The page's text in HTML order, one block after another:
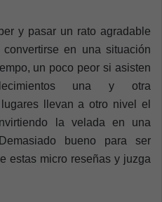
y pasar un rato agradable
en una situación
un poco peor si asisten
una y otra
llevan a otro nivel el
la velada en una
bueno para ser
estas micro reseñas y juzga